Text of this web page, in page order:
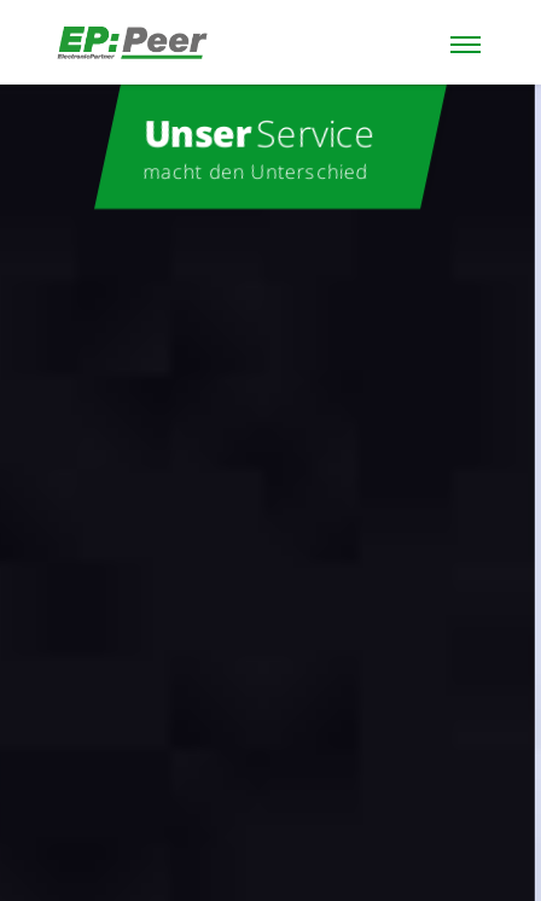
UnserService
macht den Unterschied